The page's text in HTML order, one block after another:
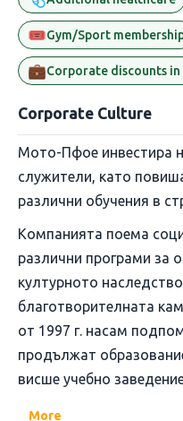
🎟️Gym/Sport
💼Corporate discounts
Corporate Culture
Мото-Пфое инвестира
служители, като
различни обучения в
Компанията поема
различни програми за
културното
благотворителната
от 1997 г. насам
продължат
висше учебно
More